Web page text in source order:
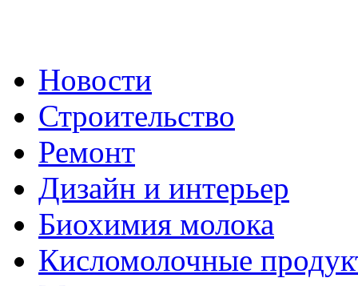
Новости
Строительство
Ремонт
Дизайн и интерьер
Биохимия молока
Кисломолочные